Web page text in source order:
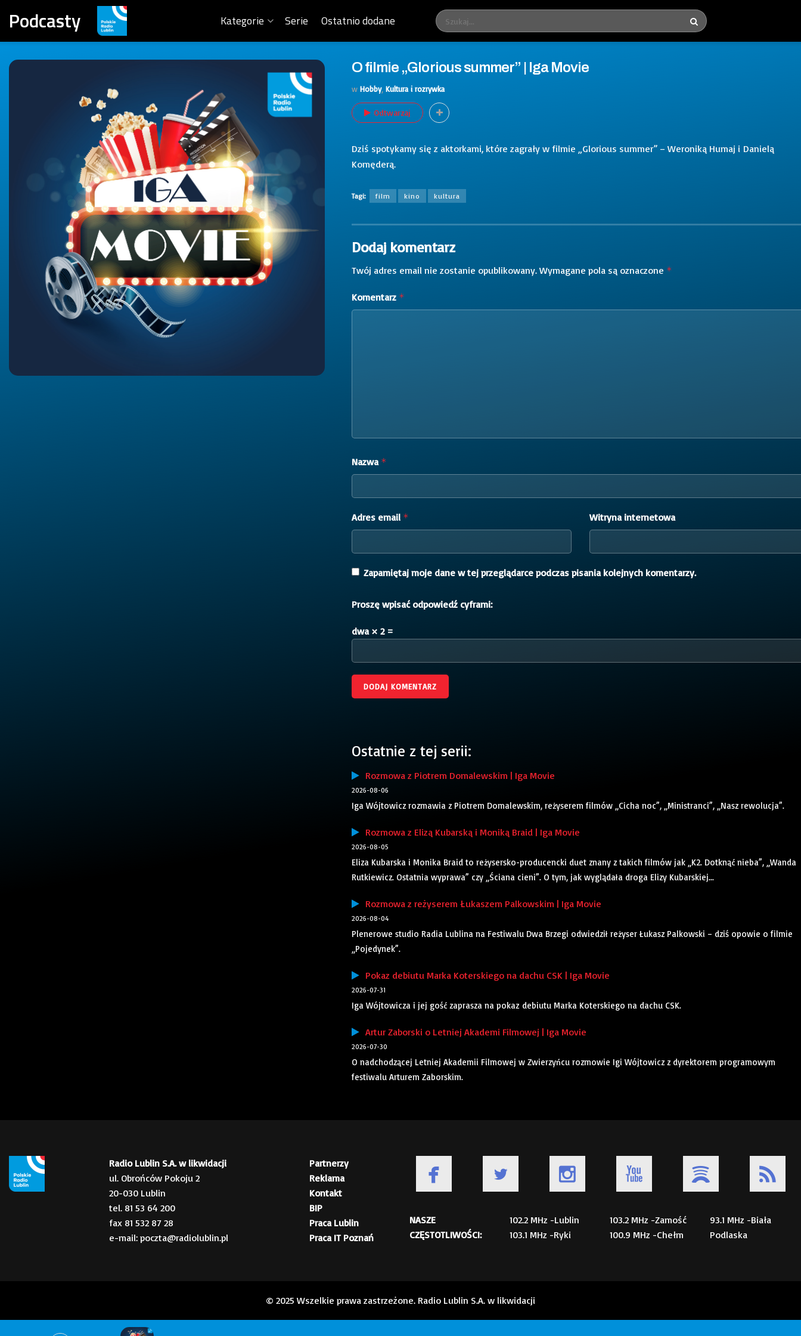
Podcasty Kategorie Serie Ostatnio dodane
O filmie „Glorious summer” | Iga Movie
w Hobby, Kultura i rozrywka
Odtwarzaj
Dziś spotykamy się z aktorkami, które zagrały w filmie „Glorious summer” – Weroniką Humaj i Danielą
Komęderą.
Tagi: film kino kultura
Dodaj komentarz
Twój adres email nie zostanie opublikowany. Wymagane pola są oznaczone *
Komentarz *
Nazwa *
Adres email * Witryna internetowa
Zapamiętaj moje dane w tej przeglądarce podczas pisania kolejnych komentarzy.
Proszę wpisać odpowiedź cyframi:
dwa × 2 =
Ostatnie z tej serii:
Rozmowa z Piotrem Domalewskim | Iga Movie
2026-08-06
Iga Wójtowicz rozmawia z Piotrem Domalewskim, reżyserem filmów „Cicha noc”, „Ministranci”, „Nasz rewolucja”.
Rozmowa z Elizą Kubarską i Moniką Braid | Iga Movie
2026-08-05
Eliza Kubarska i Monika Braid to reżysersko-producencki duet znany z takich filmów jak „K2. Dotknąć nieba”, „Wanda
Rutkiewicz. Ostatnia wyprawa” czy „Ściana cieni”. O tym, jak wyglądała droga Elizy Kubarskiej...
Rozmowa z reżyserem Łukaszem Palkowskim | Iga Movie
2026-08-04
Plenerowe studio Radia Lublina na Festiwalu Dwa Brzegi odwiedził reżyser Łukasz Palkowski – dziś opowie o filmie
„Pojedynek”.
Pokaz debiutu Marka Koterskiego na dachu CSK | Iga Movie
2026-07-31
Iga Wójtowicza i jej gość zaprasza na pokaz debiutu Marka Koterskiego na dachu CSK.
Artur Zaborski o Letniej Akademi Filmowej | Iga Movie
2026-07-30
O nadchodzącej Letniej Akademii Filmowej w Zwierzyńcu rozmowie Igi Wójtowicz z dyrektorem programowym
festiwalu Arturem Zaborskim.
Radio Lublin S.A. w likwidacji
ul. Obrońców Pokoju 2
20-030 Lublin
tel. 81 53 64 200
fax 81 532 87 28
e-mail: poczta@radiolublin.pl
Partnerzy
Reklama
Kontakt
BIP
Praca Lublin
Praca IT Poznań
NASZE
CZĘSTOTLIWOŚCI:
102.2 MHz -Lublin
103.1 MHz -Ryki
103.2 MHz -Zamość
100.9 MHz -Chełm
93.1 MHz -Biała
Podlaska
© 2025 Wszelkie prawa zastrzeżone. Radio Lublin S.A. w likwidacji